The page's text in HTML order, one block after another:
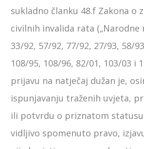
sukladno članku 48.f Zakona o
civilnih invalida rata („Narodne
33/92, 57/92, 77/92, 27/93, 58/
108/95, 108/96, 82/01, 103/03 i
prijavu na natječaj dužan je,
ispunjavanju traženih uvjeta,
ili potvrdu o priznatom
vidljivo spomenuto pravo,